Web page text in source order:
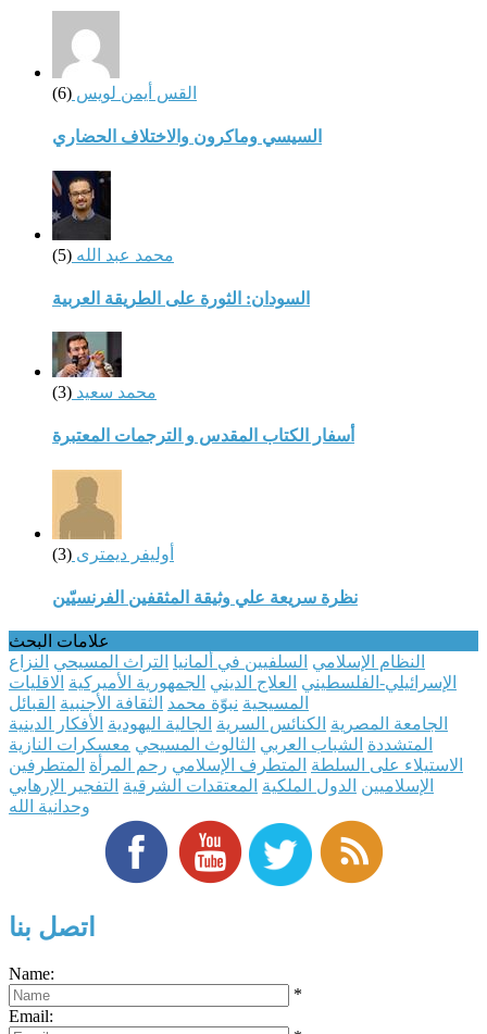
القس أيمن لويس (6)
السيسي وماكرون والاختلاف الحضاري
محمد عبد الله (5)
السودان: الثورة على الطريقة العربية
محمد سعيد (3)
أسفار الكتاب المقدس و الترجمات المعتبرة
أوليفر ديمترى (3)
نظرة سريعة علي وثيقة المثقفين الفرنسيّين
علامات البحث
النظام الإسلامي السلفيين في ألمانيا التراث المسيحي النزاع
الإسرائيلي-الفلسطيني العلاج الديني الجمهورية الأميركية الاقليات
المسيحية نبوّة محمد الثقافة الأجنبية القبائل
الجامعة المصرية الكنائس السرية الجالية اليهودية الأفكار الدينية
المتشددة الشباب العربي الثالوث المسيحي معسكرات النازية
الاستيلاء على السلطة المتطرف الإسلامي رحم المرأة المتطرفين
الإسلاميين الدول الملكية المعتقدات الشرقية التفجير الإرهابي
وحدانية الله
اتصل بنا
Name:
*
Email: